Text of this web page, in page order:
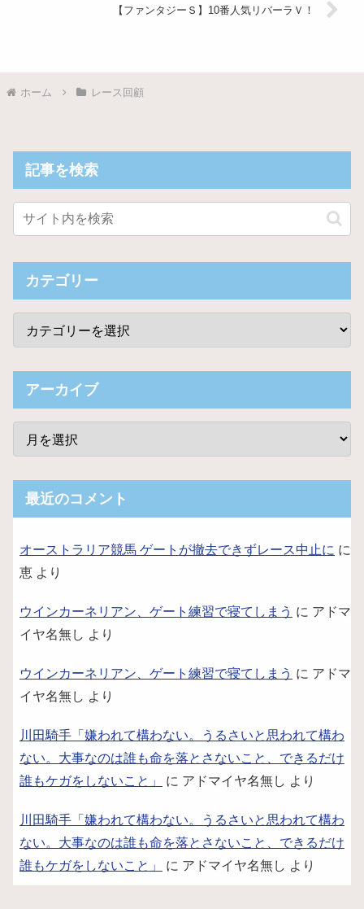
【ファンタジーＳ】10番人気リバーラＶ！
ホーム レース回顧
記事を検索
カテゴリー
アーカイブ
最近のコメント
オーストラリア競馬 ゲートが撤去できずレース中止に に
恵 より
ウインカーネリアン、ゲート練習で寝てしまう に アドマ
イヤ名無し より
ウインカーネリアン、ゲート練習で寝てしまう に アドマ
イヤ名無し より
川田騎手「嫌われて構わない。うるさいと思われて構わ
ない。大事なのは誰も命を落とさないこと、できるだけ
誰もケガをしないこと」
に アドマイヤ名無し より
川田騎手「嫌われて構わない。うるさいと思われて構わ
ない。大事なのは誰も命を落とさないこと、できるだけ
誰もケガをしないこと」
に アドマイヤ名無し より